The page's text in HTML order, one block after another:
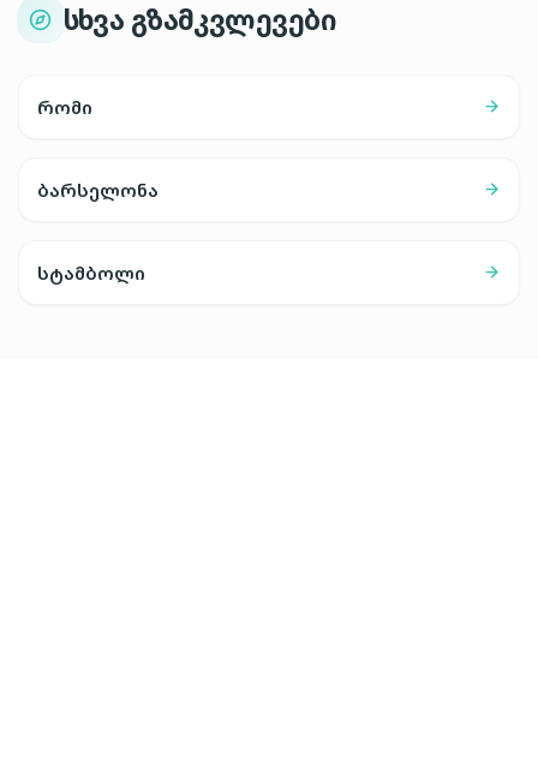
სხვა გზამკვლევები
რომი
ბარსელონა
სტამბოლი